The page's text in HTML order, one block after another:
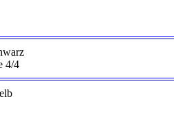
4/4